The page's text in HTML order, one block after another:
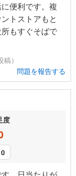
便利です。複
トストアもと
もすぐそばで
）
問題を報告する
度
0